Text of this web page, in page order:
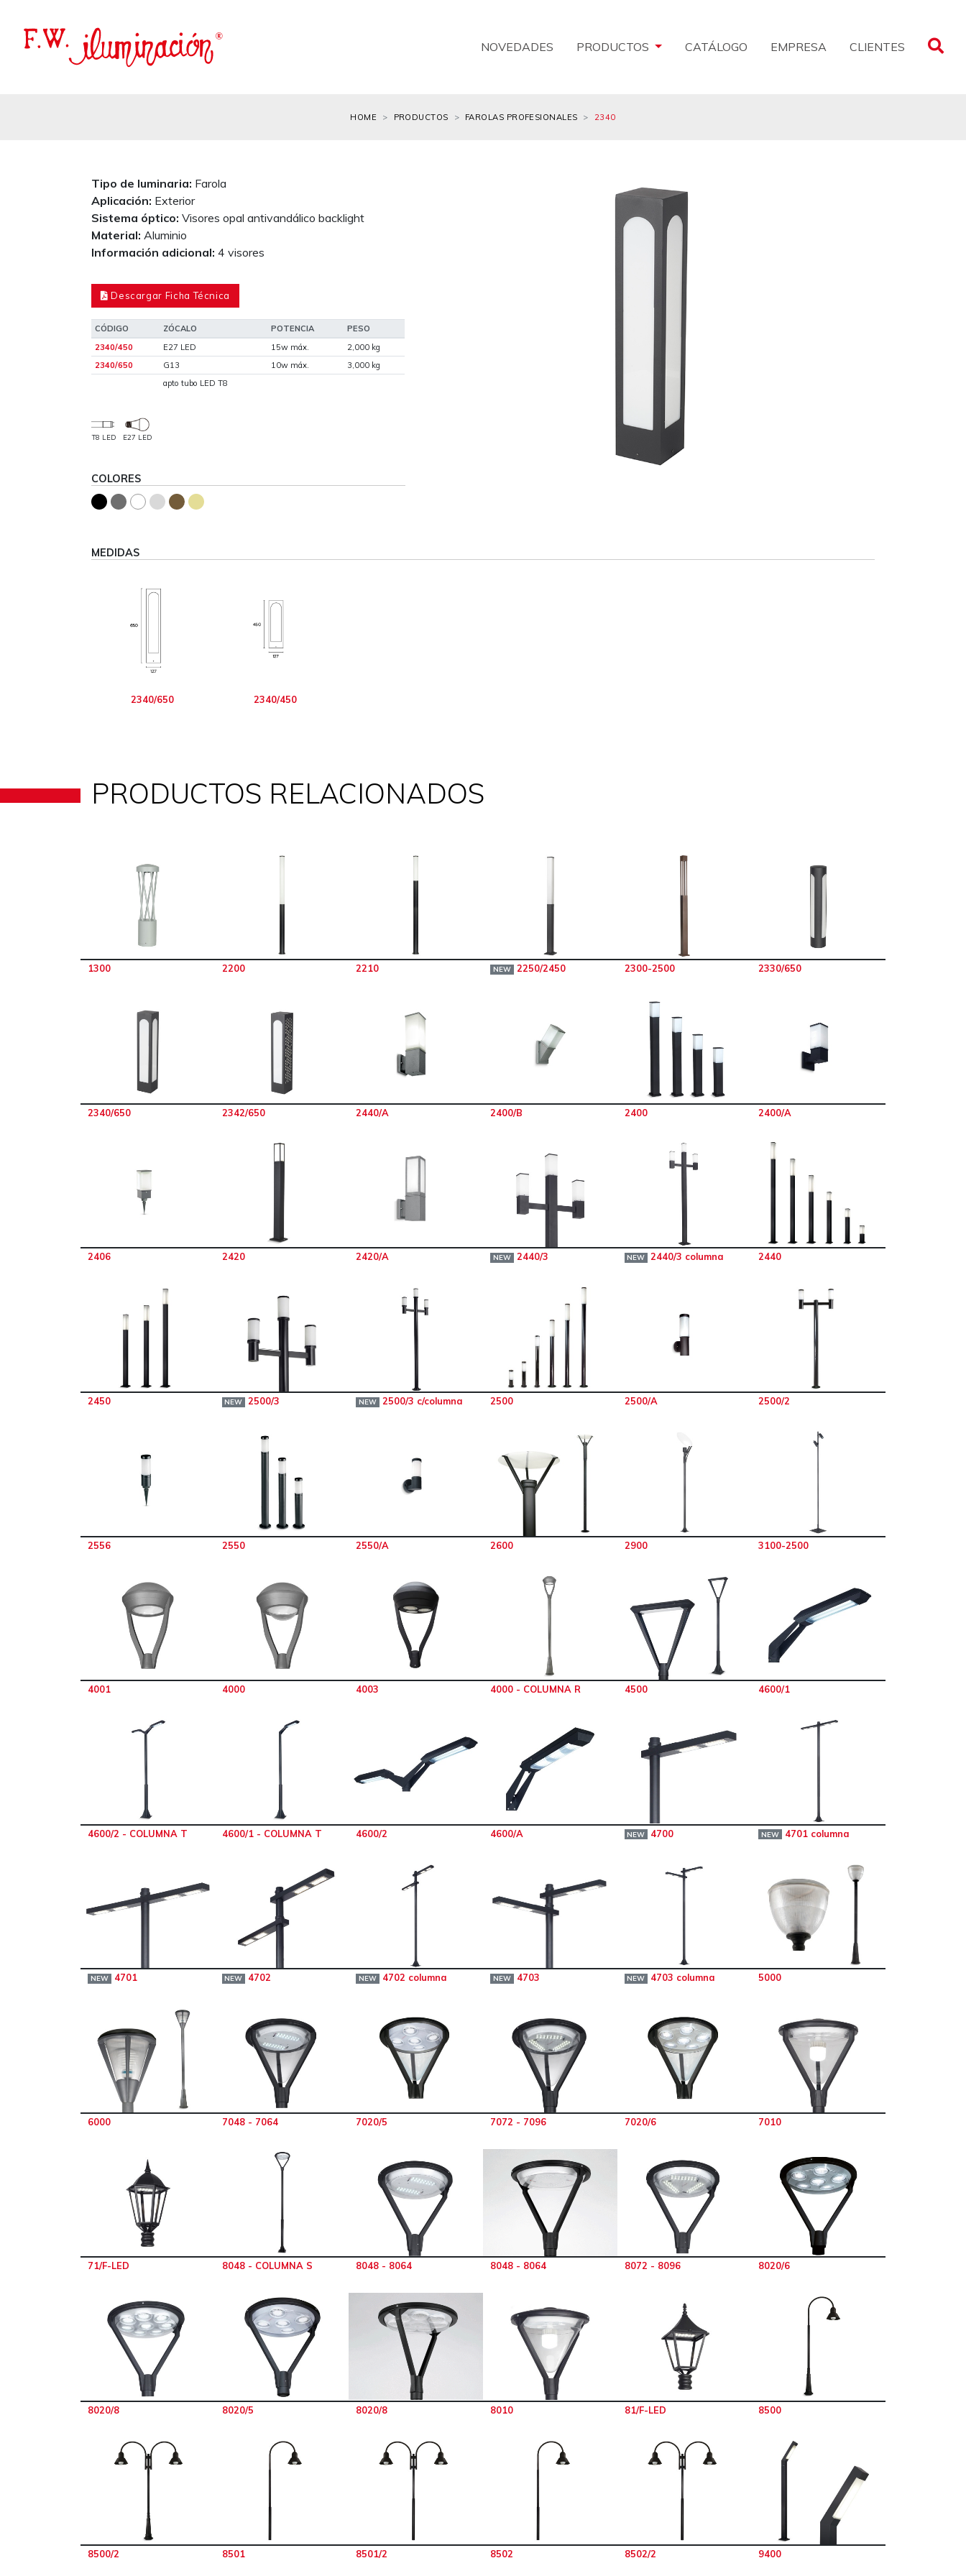
NOVEDADES PRODUCTOS CATÁLOGO EMPRESA CLIENTES
HOME PRODUCTOS FAROLAS PROFESIONALES 2340
Tipo de luminaria: Farola
Aplicación: Exterior
Sistema óptico: Visores opal antivandálico backlight
Material: Aluminio
Información adicional: 4 visores
Descargar Ficha Técnica
CÓDIGO ZÓCALO POTENCIA
PESO
2340/450
E27 LED 15w máx.
2,000 kg
2340/650
G13 10w máx.
3,000 kg
apto tubo LED T8
T8 LED E27 LED
COLORES
MEDIDAS
2340/650 2340/450
PRODUCTOS RELACIONADOS
1300 2200 2210 NEW 2250/2450 2300-2500 2330/650
2340/650 2342/650 2440/A 2400/B 2400 2400/A
2406 2420 2420/A NEW 2440/3 NEW 2440/3 columna 2440
2450 NEW 2500/3 NEW 2500/3 c/columna 2500 2500/A 2500/2
2556 2550 2550/A 2600 2900 3100-2500
4001 4000 4003 4000 - COLUMNA R 4500 4600/1
4600/2 - COLUMNA T 4600/1 - COLUMNA T 4600/2 4600/A NEW 4700 NEW 4701 columna
NEW 4701 NEW 4702 NEW 4702 columna NEW 4703 NEW 4703 columna 5000
6000 7048 - 7064 7020/5 7072 - 7096 7020/6 7010
71/F-LED 8048 - COLUMNA S 8048 - 8064 8048 - 8064 8072 - 8096 8020/6
8020/8 8020/5 8020/8 8010 81/F-LED 8500
8500/2 8501 8501/2 8502 8502/2 9400